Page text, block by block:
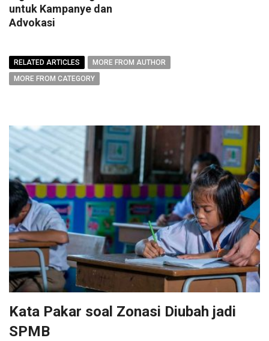
untuk Kampanye dan
Advokasi
RELATED ARTICLES
MORE FROM AUTHOR
MORE FROM CATEGORY
Kata Pakar soal Zonasi Diubah jadi
SPMB